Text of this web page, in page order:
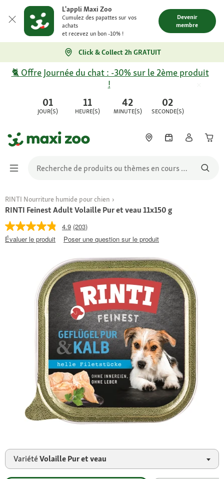
L'appli Maxi Zoo
Cumulez des papattes sur vos
achats
et recevez un bon -10% !
Devenir
membre
Click & Collect 2h GRATUIT
01
JOUR(S)
11
HEURE(S)
42
MINUTE(S)
02
SECONDE(S)
🐈 Offre Journée du chat : -30% sur le 2ème produit
!
RINTI Nourriture humide pour chien
RINTI Feinest Adult Volaille Pur et veau 11x150 g
4.9 (203)
Évaluer le produit
Poser une question sur le produit
VariétéVolaille Pur et veau